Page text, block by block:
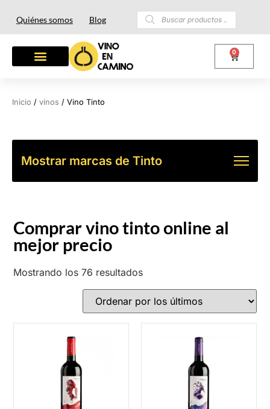
Quiénes somos Blog
0
Inicio / vinos / Vino Tinto
Mostrar marcas de Tinto
Comprar vino tinto online al
mejor precio
Mostrando los 76 resultados